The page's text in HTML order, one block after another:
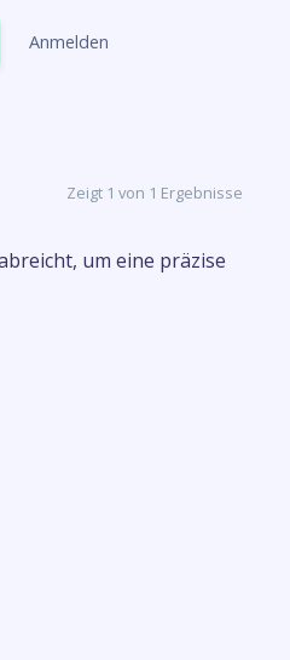
Anmelden
Zeigt 1 von 1 Ergebnisse
um eine präzise